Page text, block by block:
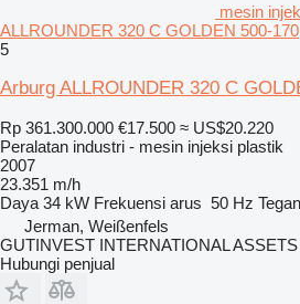
mesin
ALLROUNDER 320 C GOLDEN 500-170
5
Arburg ALLROUNDER 320 C
Rp 361.300.000 €17.500 ≈ US$20.220
Peralatan industri - mesin injeksi plastik
2007
23.351 m/h
Daya 34 kW Frekuensi arus 50 Hz
Jerman, Weißenfels
GUTINVEST INTERNATIONAL ASSETS
Hubungi penjual